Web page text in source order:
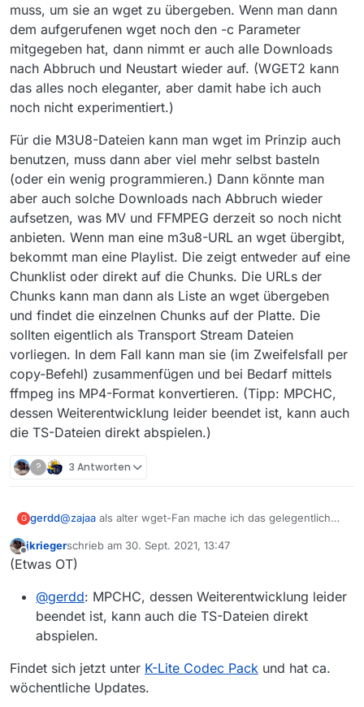
Diese Lösung beansprucht aber wahrscheinlich deutlich
geringere Ressourcen …
muss, um sie an wget zu übergeben. Wenn man dann
dem aufgerufenen wget noch den -c Parameter
mitgegeben hat, dann nimmt er auch alle Downloads
nach Abbruch und Neustart wieder auf. (WGET2 kann
das alles noch eleganter, aber damit habe ich auch
noch nicht experimentiert.)
Für die M3U8-Dateien kann man wget im Prinzip auch
benutzen, muss dann aber viel mehr selbst basteln
(oder ein wenig programmieren.) Dann könnte man
aber auch solche Downloads nach Abbruch wieder
aufsetzen, was MV und FFMPEG derzeit so noch nicht
anbieten. Wenn man eine m3u8-URL an wget übergibt,
bekommt man eine Playlist. Die zeigt entweder auf eine
Chunklist oder direkt auf die Chunks. Die URLs der
Chunks kann man dann als Liste an wget übergeben
und findet die einzelnen Chunks auf der Platte. Die
sollten eigentlich als Transport Stream Dateien
vorliegen. In dem Fall kann man sie (im Zweifelsfall per
copy-Befehl) zusammenfügen und bei Bedarf mittels
ffmpeg ins MP4-Format konvertieren. (Tipp: MPCHC,
dessen Weiterentwicklung leider beendet ist, kann auch
die TS-Dateien direkt abspielen.)
? 3 Antworten
G gerdd@zajaa als alter wget-Fan mache ich das gelegentlich
Ich habe aber imme rgern mit der -i Option gearbeitet:
dazu anstatt der URLs im wget-aufruf den -i Parameter
einfügen:
wobei in der Text-Datei URLs.txt jede zeile eine der zu
ladenden URLs ist (angefangen mit HTTP oder HTTPS
(oder, wenn man denn solche Downloads machen will,
Eine solche Datei im laufenden Betrieb zu verlängern
Aufruf starten. Unter Windows kann man dann eine
Assoziation definieren, die meinetwegen alle Dateien mit
Für die M3U8-Dateien kann man wget im Prinzip auch
benutzen, muss dann aber viel mehr selbst basteln
Offline
jkriegerschrieb am 30. Sept. 2021, 13:47
zuletzt editiert von
(Etwas OT)
@gerdd: MPCHC, dessen Weiterentwicklung leider
beendet ist, kann auch die TS-Dateien direkt
abspielen.
Findet sich jetzt unter K-Lite Codec Pack und hat ca.
wöchentliche Updates.